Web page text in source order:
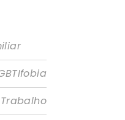
Trabalho